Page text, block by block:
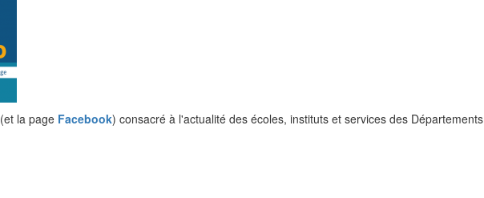
(et la page Facebook) consacré à l'actualité des écoles, instituts et services des Départements